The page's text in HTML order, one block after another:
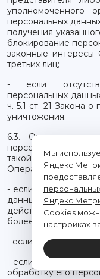
уполномоченного
персональных
получения
блокирование
законные интересы
третьих лиц;
- если
персональных
ч. 5.1 ст. 21 Закона
уничтожения.
6.3. Оператор
персональных
такой обработки
Оператора, в
- если выявлена
данных,
действующим по
более трех рабочих
- если достигнуты
- если Субъект
обработку его
Мы
Cookies
настройках